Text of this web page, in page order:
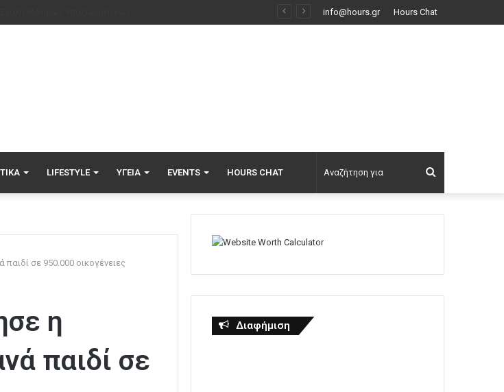
info@hours.gr Hours Chat
LIFESTYLE ΥΓΕΊΑ EVENTS HOURS CHAT
για
σε 950.000 οικογένειες
η
παιδί σε
Διαφήμιση